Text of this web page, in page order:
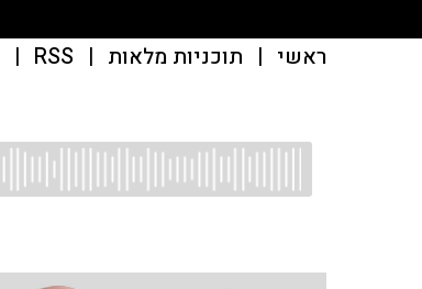
ראשי | תוכניות מלאות |
RSS
|